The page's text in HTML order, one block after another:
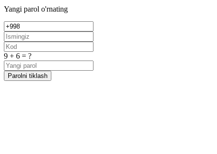
Yangi parol o'rnating
9 + 6 = ?
Parolni tiklash